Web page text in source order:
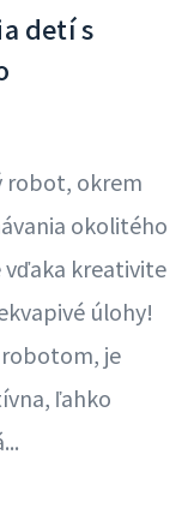
detí s
robot, okrem
okolitého
kreativite
úlohy!
robotom, je
ľahko